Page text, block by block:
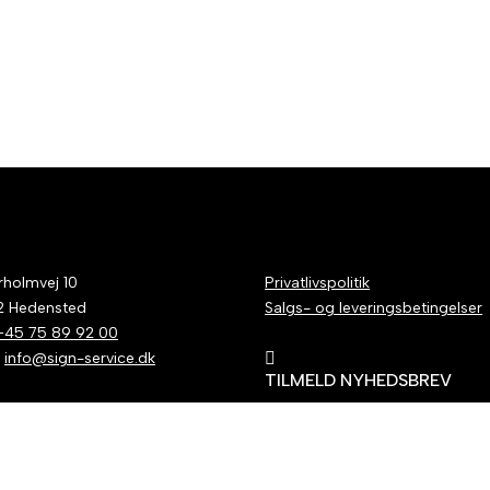
10
Hedensted
75 89 92 00
info@sign-service.dk
Privatlivspolitik
Salgs- og leveringsbetingelser

TILMELD NYHEDSBREV